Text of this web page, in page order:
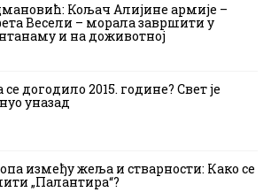
Кољач Алијине армије –
Весели – морала завршити у
и на доживотној
догодило 2015. године? Свет је
уназад
између жеља и стварности: Како се
„Палантира“?